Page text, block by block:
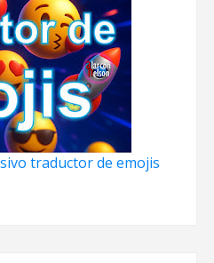
traductor de emojis